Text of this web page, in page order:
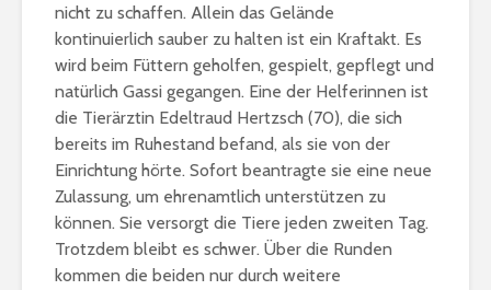
nicht zu schaffen. Allein das Gelände
kontinuierlich sauber zu halten ist ein Kraftakt. Es
wird beim Füttern geholfen, gespielt, gepflegt und
natürlich Gassi gegangen. Eine der Helferinnen ist
die Tierärztin Edeltraud Hertzsch (70), die sich
bereits im Ruhestand befand, als sie von der
Einrichtung hörte. Sofort beantragte sie eine neue
Zulassung, um ehrenamtlich unterstützen zu
können. Sie versorgt die Tiere jeden zweiten Tag.
Trotzdem bleibt es schwer. Über die Runden
kommen die beiden nur durch weitere